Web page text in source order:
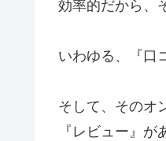
効率的だから、
いわゆる、『口
そして、そのオ
『レビュー』が